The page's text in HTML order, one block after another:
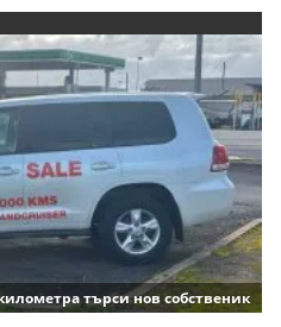
търси нов собственик